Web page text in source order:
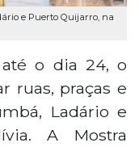
e Puerto Quijarro, na
o dia 24, o
ruas, praças e
Ladário e
A Mostra